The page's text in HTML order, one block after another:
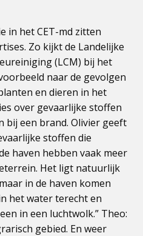
in het CET-md zitten
Zo kijkt de Landelijke
(LCM) bij het
naar de gevolgen
en dieren in het
over gevaarlijke stoffen
bij een brand. Olivier geeft
stoffen die
haven hebben vaak meer
Het ligt natuurlijk
in de haven komen
het water terecht en
in een luchtwolk.” Theo:
gebied. En weer